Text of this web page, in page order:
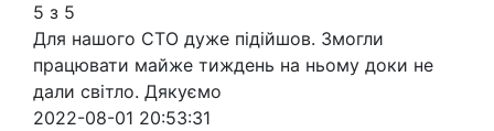
5 з 5
Для нашого СТО дуже підійшов. Змогли
працювати майже тиждень на ньому доки не
дали світло. Дякуємо
2022-08-01 20:53:31